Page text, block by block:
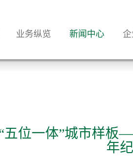
业务纵览 新闻中心
五位一体”城市样
年